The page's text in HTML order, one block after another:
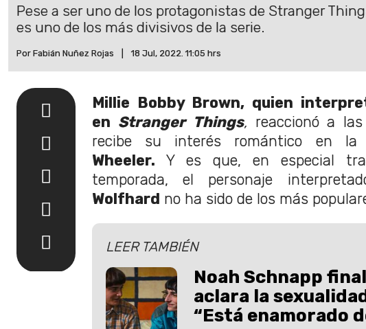
Pese a ser uno de los protagonistas de Stranger
es uno de los más divisivos de la serie.
Por Fabián Nuñez Rojas 18 Jul, 2022. 11:05 hrs
Millie Bobby Brown, quien
en Stranger Things, reaccionó a
recibe su interés romántico en la
Wheeler. Y es que, en especial
temporada, el personaje
Wolfhard no ha sido de los más
LEER TAMBIÉN
Noah Schnapp
aclara la
“Está enamorado